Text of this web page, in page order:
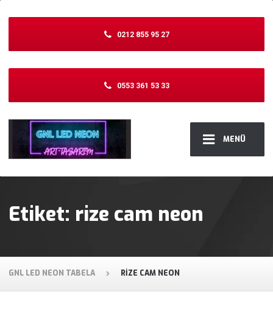
MENÜ
0212 855 95 27
0553 361 53 33
Etiket: rize cam neon
GNL LED NEON TABELA RIZE CAM NEON